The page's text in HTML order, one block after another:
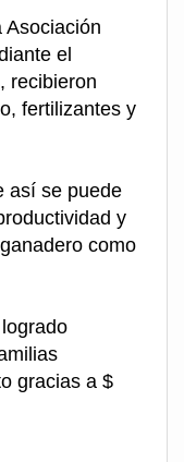
Asociación
el
recibieron
fertilizantes y
así se puede
y
como
gracias a $